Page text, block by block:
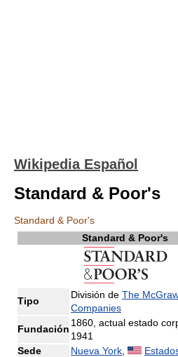
Wikipedia Español
Standard & Poor's
Standard & Poor's
Standard & Poor's
Tipo
División de The
Companies
Fundación
1860, actual estado
1941
Sede
Nueva York